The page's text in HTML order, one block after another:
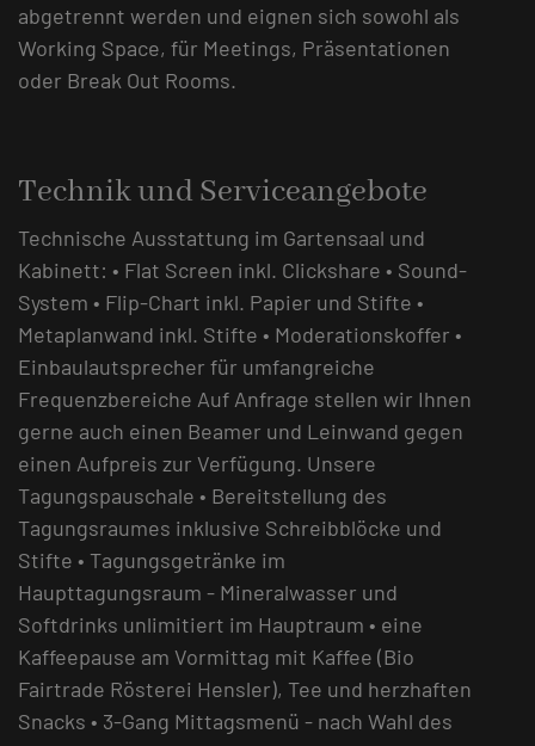
abgetrennt werden und eignen sich sowohl als
Working Space, für Meetings, Präsentationen
oder Break Out Rooms.
Technik und Serviceangebote
Technische Ausstattung im Gartensaal und
Kabinett: • Flat Screen inkl. Clickshare • Sound-
System • Flip-Chart inkl. Papier und Stifte •
Metaplanwand inkl. Stifte • Moderationskoffer •
Einbaulautsprecher für umfangreiche
Frequenzbereiche Auf Anfrage stellen wir Ihnen
gerne auch einen Beamer und Leinwand gegen
einen Aufpreis zur Verfügung. Unsere
Tagungspauschale • Bereitstellung des
Tagungsraumes inklusive Schreibblöcke und
Stifte • Tagungsgetränke im
Haupttagungsraum - Mineralwasser und
Softdrinks unlimitiert im Hauptraum • eine
Kaffeepause am Vormittag mit Kaffee (Bio
Fairtrade Rösterei Hensler), Tee und herzhaften
Snacks • 3-Gang Mittagsmenü - nach Wahl des